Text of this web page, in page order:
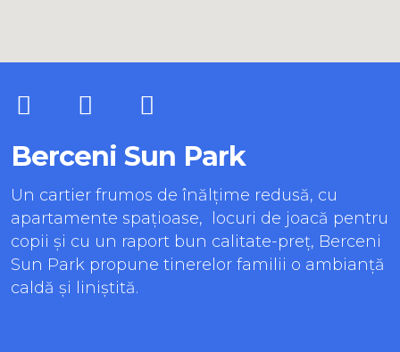
Berceni Sun Park
Un cartier frumos de înălțime redusă, cu
apartamente spațioase, locuri de joacă pentru
copii și cu un raport bun calitate-preț, Berceni
Sun Park propune tinerelor familii o ambianță
caldă și liniștită.